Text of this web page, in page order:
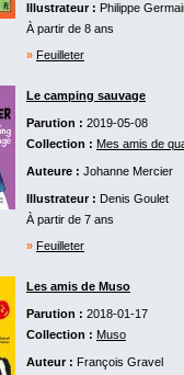
Illustrateur : Philippe
À partir de 8 ans
» Feuilleter
Le camping sauvage
Parution : 2019-05-08
Collection : Mes amis de
Auteure : Johanne Mercier
Illustrateur : Denis Goulet
À partir de 7 ans
» Feuilleter
Les amis de Muso
Parution : 2018-01-17
Collection : Muso
Auteur : François Gravel